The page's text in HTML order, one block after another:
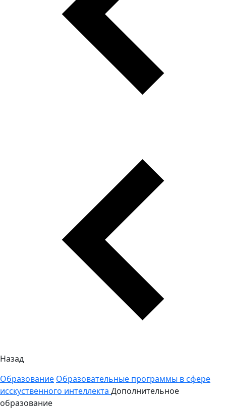
Назад
Образование Образовательные программы в сфере
исскуственного интеллекта Дополнительное
образование